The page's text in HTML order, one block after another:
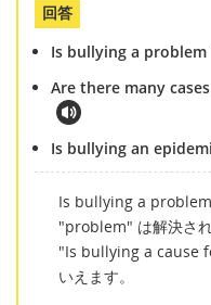
回答
Is bullying a
Are there many
Is bullying an
Is bullying a
"problem" は解決され
"Is bullying a cause
いえます。